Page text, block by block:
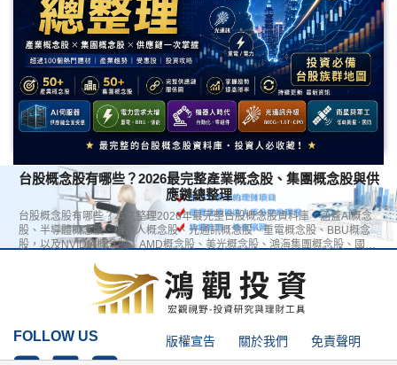
台股概念股有哪些？2026最完整產業概念股、集團概念股與供
應鏈總整理
台股概念股有哪些？本文整理2026年最完整台股概念股資料庫，涵蓋AI概念
股、半導體概念股、機器人概念股、光通訊概念股、重電概念股、BBU概念
股，以及NVIDIA概念股、AMD概念股、美光概念股、鴻海集團概念股、國巨
FOLLOW US 版權宣告 關於我們
免責聲明